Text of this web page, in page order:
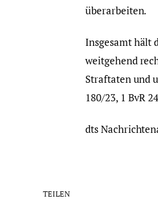
überarbeiten.
Insgesamt hält
weitgehend
Straftaten und
180/23, 1 BvR
dts
TEILEN